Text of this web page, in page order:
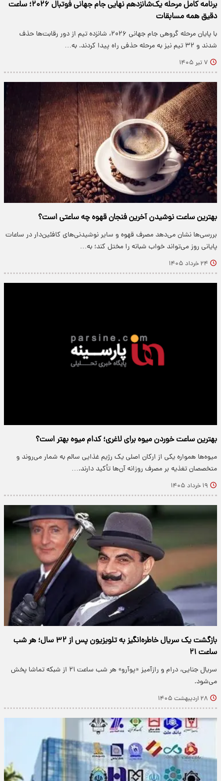
برنامه کامل مرحله یک‌شانزدهم نهایی جام جهانی فوتبال ۲۰۲۶؛ ساعت
دقیق همه مسابقات
با پایان مرحله گروهی جام جهانی ۲۰۲۶، شانزده تیم از دور رقابت‌ها حذف
شدند و ۳۲ تیم نیز به مرحله حذفی راه پیدا کردند. به…
۷ تیر ۱۴۰۵
بهترین ساعت نوشیدن آخرین فنجان قهوه چه ساعتی است؟
بررسی‌ها نشان می‌دهد مصرف قهوه و سایر نوشیدنی‌های کافئین‌دار در ساعات
پایانی روز می‌تواند خواب شبانه را مختل کند؛ به…
۲۴ خرداد ۱۴۰۵
بهترین ساعت خوردن میوه برای لاغری؛ کدام میوه‌ بهتر است؟
میوه‌ها همواره یکی از ارکان اصلی یک رژیم غذایی سالم به شمار می‌روند و
متخصصان تغذیه بر مصرف روزانه آن‌ها تأکید دارند.…
۱۹ خرداد ۱۴۰۵
بازگشت یک سریال خاطره‌انگیز به تلویزیون پس از ۳۲ سال؛ هر شب
ساعت ۲۱
سریال جنایی، درام و رازآمیز «پوآرو» هر شب ساعت ۲۱ از شبکه تماشا پخش
می‌شود.
۲۸ اردیبهشت ۱۴۰۵